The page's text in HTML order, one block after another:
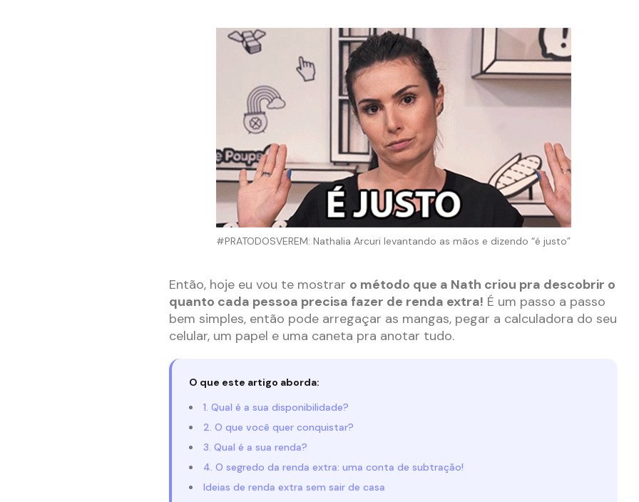
#PRATODOSVEREM: Nathalia Arcuri levantando as mãos e dizendo “é justo”
Então, hoje eu vou te mostrar o método que a Nath criou pra descobrir o
quanto cada pessoa precisa fazer de renda extra! É um passo a passo
bem simples, então pode arregaçar as mangas, pegar a calculadora do seu
celular, um papel e uma caneta pra anotar tudo.
O que este artigo aborda:
1. Qual é a sua disponibilidade?
2. O que você quer conquistar?
3. Qual é a sua renda?
4. O segredo da renda extra: uma conta de subtração!
Ideias de renda extra sem sair de casa